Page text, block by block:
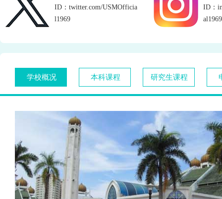
ID：twitter.com/USMOfficia
l1969
ID：
学校概况 本科课程 研究生课程